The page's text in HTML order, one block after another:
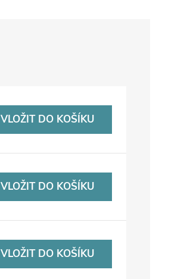
VLOŽIT DO KOŠÍKU
VLOŽIT DO KOŠÍKU
VLOŽIT DO KOŠÍKU